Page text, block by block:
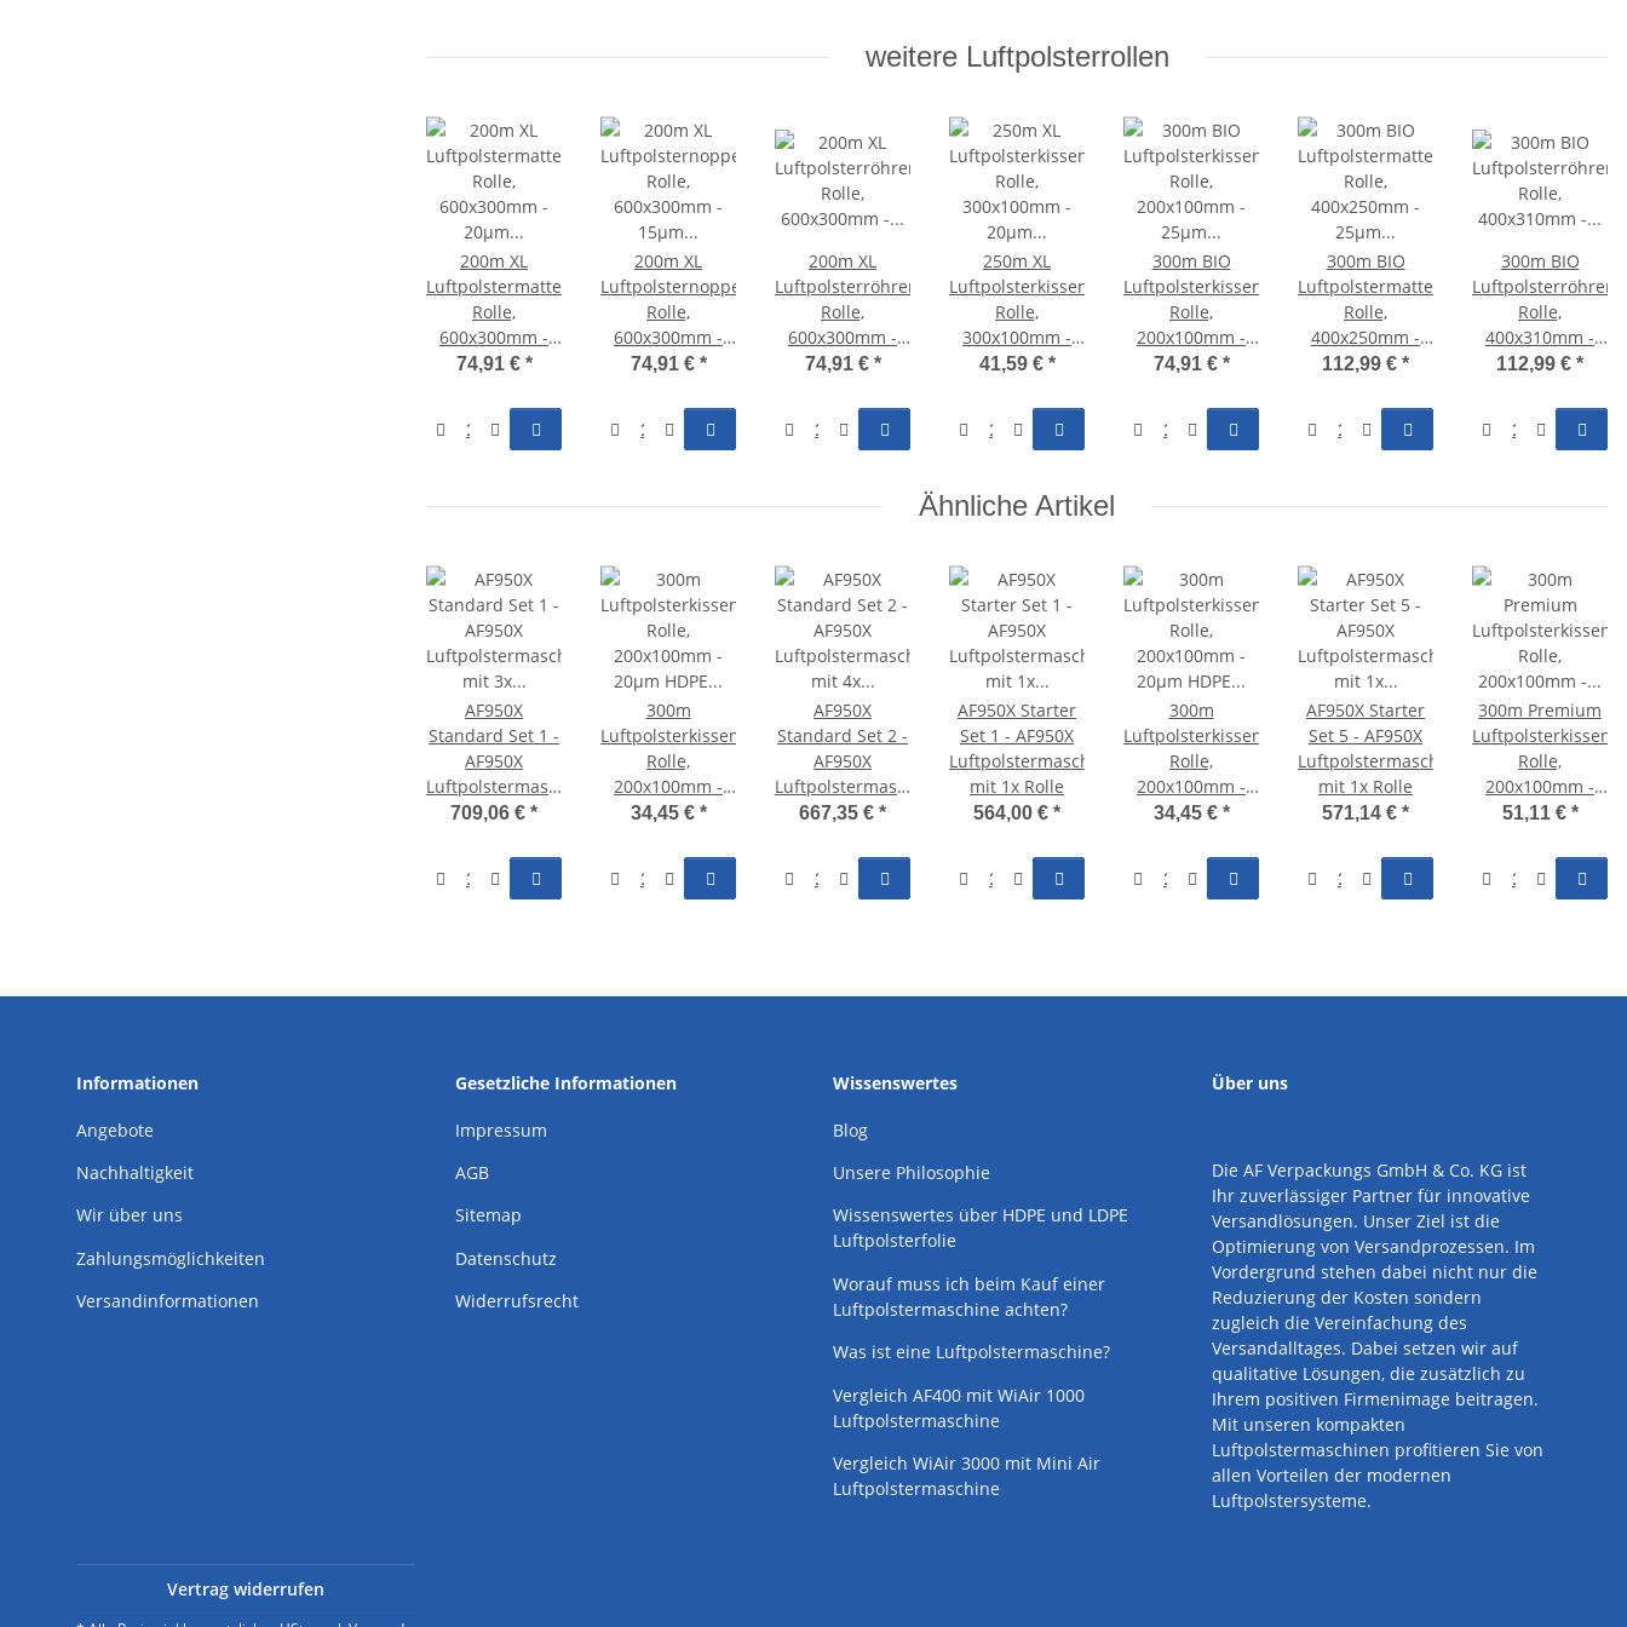
weitere Luftpolsterrollen
200m XL
Luftpolstermatten
Rolle,
600x300mm -
20µm HDPE -
74,91 € *
200m XL
Luftpolsternoppen
Rolle,
600x300mm -
15µm HDPE -
74,91 € *
200m XL
Luftpolsterröhren
Rolle,
600x300mm -
20µm HDPE -
74,91 € *
250m XL
Luftpolsterkissen
Rolle,
300x100mm -
20µm HDPE -
41,59 € *
300m BIO
Luftpolsterkissen
Rolle,
200x100mm -
25µm - AF950X
74,91 € *
300m BIO
Luftpolstermatten
Rolle,
400x250mm -
25µm - AF950X
112,99 € *
300m BIO
Luftpolsterröhren
Rolle,
400x310mm -
25µm - AF950X
112,99 € *
Ähnliche Artikel
AF950X
Standard Set 1 -
AF950X
Luftpolstermaschine
mit 3x Rollen
709,06 € *
300m
Luftpolsterkissen
Rolle,
200x100mm -
20µm HDPE -
34,45 € *
AF950X
Standard Set 2 -
AF950X
Luftpolstermaschine
mit 4x Rollen
667,35 € *
AF950X Starter
Set 1 - AF950X
Luftpolstermaschine
mit 1x Rolle
564,00 € *
300m
Luftpolsterkissen
Rolle,
200x100mm -
20µm HDPE -
34,45 € *
AF950X Starter
Set 5 - AF950X
Luftpolstermaschine
mit 1x Rolle
571,14 € *
300m Premium
Luftpolsterkissen
Rolle,
200x100mm -
30µm LDPE -
Airmove2
51,11 € *
Informationen
Angebote
Nachhaltigkeit
Wir über uns
Zahlungsmöglichkeiten
Versandinformationen
Gesetzliche Informationen
Impressum
AGB
Sitemap
Datenschutz
Widerrufsrecht
Wissenswertes
Blog
Unsere Philosophie
Wissenswertes über HDPE und LDPE
Luftpolsterfolie
Worauf muss ich beim Kauf einer
Luftpolstermaschine achten?
Was ist eine Luftpolstermaschine?
Vergleich AF400 mit WiAir 1000
Luftpolstermaschine
Vergleich WiAir 3000 mit Mini Air
Luftpolstermaschine
Über uns
Die AF Verpackungs GmbH & Co. KG ist
Ihr zuverlässiger Partner für innovative
Versandlösungen. Unser Ziel ist die
Optimierung von Versandprozessen. Im
Vordergrund stehen dabei nicht nur die
Reduzierung der Kosten sondern
zugleich die Vereinfachung des
Versandalltages. Dabei setzen wir auf
qualitative Lösungen, die zusätzlich zu
Ihrem positiven Firmenimage beitragen.
Mit unseren kompakten
Luftpolstermaschinen profitieren Sie von
allen Vorteilen der modernen
Luftpolstersysteme.
Vertrag widerrufen